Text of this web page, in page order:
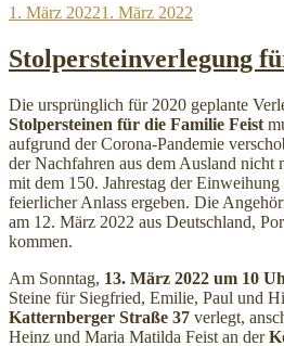
Veröffentlicht
1. März 20221. März 2022
Stolpersteinverlegung
Die ursprünglich für 2020 geplante
Stolpersteinen für die Familie Feist
aufgrund der Corona-Pandemie
der Nachfahren aus dem Ausland nicht
mit dem 150. Jahrestag der
feierlicher Anlass ergeben. Die
am 12. März 2022 aus Deutschland,
kommen.
Am Sonntag, 13. März 2022 um 10
Steine für Siegfried, Emilie, Paul und
Katternberger Straße 37 verlegt,
Heinz und Maria Matilda Feist an der